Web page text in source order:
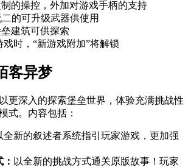
制的操控，外加对游戏手柄的支持
的可升级武器供使用
建筑可供探索
戏时，“新游戏附加”将解锁
客异梦
更深入的探索堡垒世界，体验充满挑战性
式。内容包括：
全新的叙述者系统指引玩家游戏，更加强
以全新的挑战方式通关原版故事！玩家